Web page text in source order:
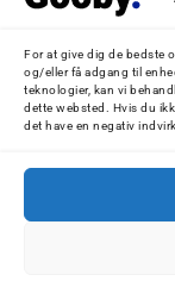
For at give dig de bedste
og/eller få adgang til
teknologier, kan vi
dette websted. Hvis du
det have en negativ
Bilskib
Storebæltsbroen